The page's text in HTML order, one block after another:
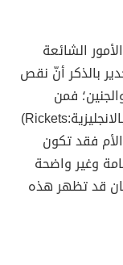
الشائعة
بالذكر أنّ نقص
فمن
(بالانجليزية:Rickets)
فقد تكون
وغير واضحة
قد تظهر هذه